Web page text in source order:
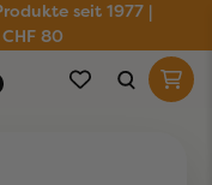
seit 1977 |
80